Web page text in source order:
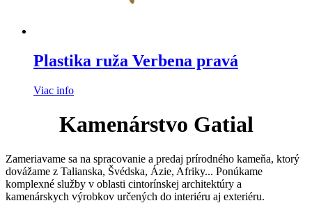
Plastika ruža Verbena pravá
Viac info
Kamenárstvo Gatial
Zameriavame sa na spracovanie a predaj prírodného kameňa, ktorý
dovážame z Talianska, Švédska, Ázie, Afriky... Ponúkame
komplexné služby v oblasti cintorínskej architektúry a
kamenárskych výrobkov určených do interiéru aj exteriéru.